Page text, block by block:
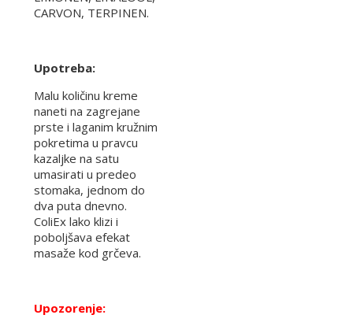
CARVON, TERPINEN.
Upotreba:
Malu količinu kreme
naneti na zagrejane
prste i laganim kružnim
pokretima u pravcu
kazaljke na satu
umasirati u predeo
stomaka, jednom do
dva puta dnevno.
ColiEx lako klizi i
poboljšava efekat
masaže kod grčeva.
Upozorenje: